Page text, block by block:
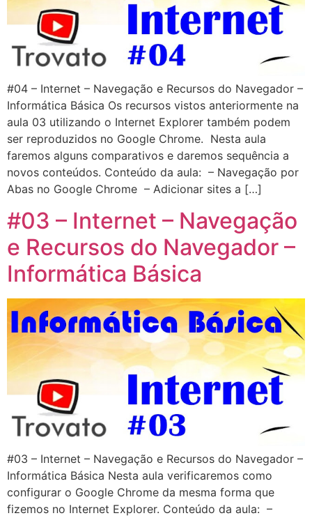
#04 – Internet – Navegação e Recursos do Navegador –
Informática Básica Os recursos vistos anteriormente na
aula 03 utilizando o Internet Explorer também podem
ser reproduzidos no Google Chrome. Nesta aula
faremos alguns comparativos e daremos sequência a
novos conteúdos. Conteúdo da aula: – Navegação por
Abas no Google Chrome – Adicionar sites a […]
#03 – Internet – Navegação
e Recursos do Navegador –
Informática Básica
#03 – Internet – Navegação e Recursos do Navegador –
Informática Básica Nesta aula verificaremos como
configurar o Google Chrome da mesma forma que
fizemos no Internet Explorer. Conteúdo da aula: –